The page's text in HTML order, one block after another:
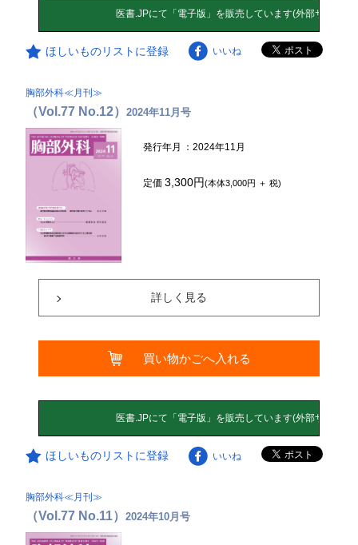
ほしいものリストに登録 いいね
胸部外科≪月刊≫
（Vol.77 No.12）2024年11月号
発行年月 ：2024年11月
定価3,300円(本体3,000円 ＋ 税)
詳しく見る
買い物かごへ入れる
ほしいものリストに登録 いいね
胸部外科≪月刊≫
（Vol.77 No.11）2024年10月号